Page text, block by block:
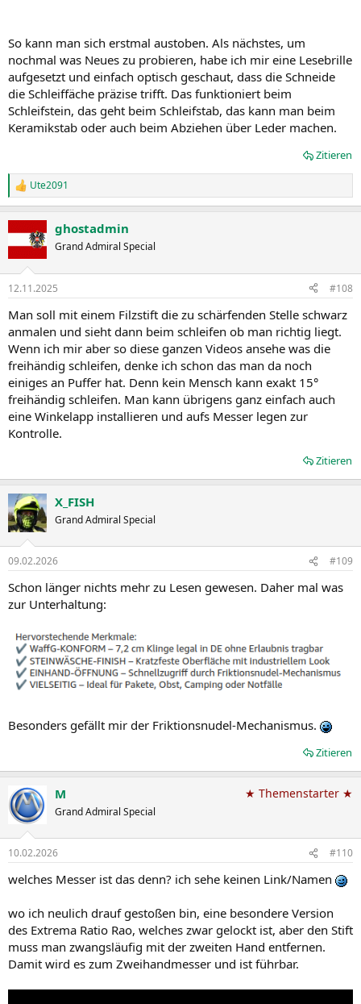
So kann man sich erstmal austoben. Als nächstes, um
nochmal was Neues zu probieren, habe ich mir eine Lesebrille
aufgesetzt und einfach optisch geschaut, dass die Schneide
die Schleiffäche präzise trifft. Das funktioniert beim
Schleifstein, das geht beim Schleifstab, das kann man beim
Keramikstab oder auch beim Abziehen über Leder machen.
Zitieren
R
e
k
i
e
:
Ute2091
ghostadmin
Grand Admiral Special
12.11.2025 #108
Man soll mit einem Filzstift die zu schärfenden Stelle schwarz
anmalen und sieht dann beim schleifen ob man richtig liegt.
Wenn ich mir aber so diese ganzen Videos ansehe was die
freihändig schleifen, denke ich schon das man da noch
einiges an Puffer hat. Denn kein Mensch kann exakt 15°
freihändig schleifen. Man kann übrigens ganz einfach auch
eine Winkelapp installieren und aufs Messer legen zur
Kontrolle.
Zitieren
X_FISH
Grand Admiral Special
09.02.2026 #109
Schon länger nichts mehr zu Lesen gewesen. Daher mal was
zur Unterhaltung:
Besonders gefällt mir der Friktionsnudel-Mechanismus.
Zitieren
M
Grand Admiral Special
★ Themenstarter ★
10.02.2026 #110
welches Messer ist das denn? ich sehe keinen Link/Namen
wo ich neulich drauf gestoßen bin, eine besondere Version
des Extrema Ratio Rao, welches zwar gelockt ist, aber den Stift
muss man zwangsläufig mit der zweiten Hand entfernen.
Damit wird es zum Zweihandmesser und ist führbar.